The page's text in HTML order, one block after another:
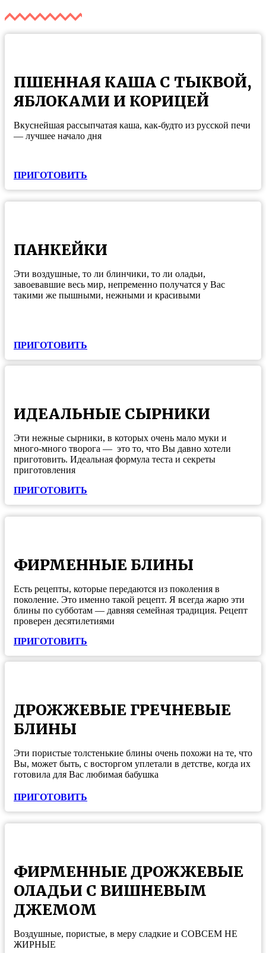
ПШЕННАЯ КАША С ТЫКВОЙ,
ЯБЛОКАМИ И КОРИЦЕЙ
Вкуснейшая рассыпчатая каша, как-будто из русской печи
— лучшее начало дня
ПРИГОТОВИТЬ
ПАНКЕЙКИ
Эти воздушные, то ли блинчики, то ли оладьи,
завоевавшие весь мир, непременно получатся у Вас
такими же пышными, нежными и красивыми
ПРИГОТОВИТЬ
ИДЕАЛЬНЫЕ СЫРНИКИ
Эти нежные сырники, в которых очень мало муки и
много-много творога — это то, что Вы давно хотели
приготовить. Идеальная формула теста и секреты
приготовления
ПРИГОТОВИТЬ
ФИРМЕННЫЕ БЛИНЫ
Есть рецепты, которые передаются из поколения в
поколение. Это именно такой рецепт. Я всегда жарю эти
блины по субботам — давняя семейная традиция. Рецепт
проверен десятилетиями
ПРИГОТОВИТЬ
ДРОЖЖЕВЫЕ ГРЕЧНЕВЫЕ
БЛИНЫ
Эти пористые толстенькие блины очень похожи на те, что
Вы, может быть, с восторгом уплетали в детстве, когда их
готовила для Вас любимая бабушка
ПРИГОТОВИТЬ
ФИРМЕННЫЕ ДРОЖЖЕВЫЕ
ОЛАДЬИ С ВИШНЕВЫМ
ДЖЕМОМ
Воздушные, пористые, в меру сладкие и СОВСЕМ НЕ
ЖИРНЫЕ